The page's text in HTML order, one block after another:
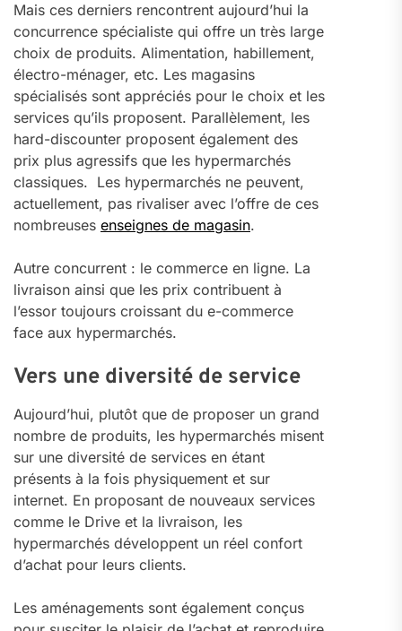
Mais ces derniers rencontrent aujourd’hui la
concurrence spécialiste qui offre un très large
choix de produits. Alimentation, habillement,
électro-ménager, etc. Les magasins
spécialisés sont appréciés pour le choix et les
services qu’ils proposent. Parallèlement, les
hard-discounter proposent également des
prix plus agressifs que les hypermarchés
classiques. Les hypermarchés ne peuvent,
actuellement, pas rivaliser avec l’offre de ces
nombreuses enseignes de magasin.
Autre concurrent : le commerce en ligne. La
livraison ainsi que les prix contribuent à
l’essor toujours croissant du e-commerce
face aux hypermarchés.
Vers une diversité de service
Aujourd’hui, plutôt que de proposer un grand
nombre de produits, les hypermarchés misent
sur une diversité de services en étant
présents à la fois physiquement et sur
internet. En proposant de nouveaux services
comme le Drive et la livraison, les
hypermarchés développent un réel confort
d’achat pour leurs clients.
Les aménagements sont également conçus